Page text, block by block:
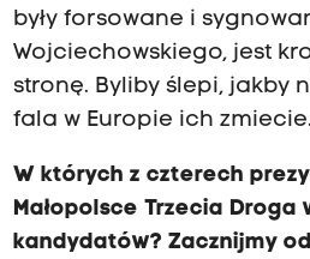
były forsowane i
Wojciechowskiego, jest
stronę. Byliby ślepi, jakby
fala w Europie ich zmiecie.
W których z czterech
Małopolsce Trzecia Droga
kandydatów? Zacznijmy